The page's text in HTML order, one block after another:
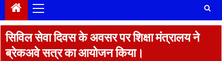
Menu
सिविल सेवा दिवस के अवसर पर शिक्षा मंत्रालय ने
ब्रेकअवे सत्र का आयोजन किया।